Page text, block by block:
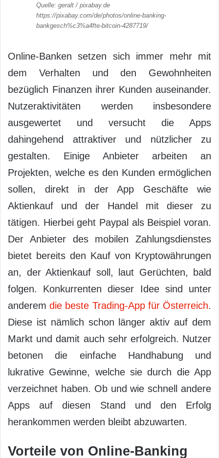
Quelle: geralt / pixabay.de
https://pixabay.com/de/photos/online-banking-
bankgesch%c3%a4fte-bitcoin-4287719/
Online-Banken setzen sich immer mehr mit
dem Verhalten und den Gewohnheiten
bezüglich Finanzen ihrer Kunden auseinander.
Nutzeraktivitäten werden insbesondere
ausgewertet und versucht die Apps
dahingehend attraktiver und nützlicher zu
gestalten. Einige Anbieter arbeiten an
Projekten, welche es den Kunden ermöglichen
sollen, direkt in der App Geschäfte wie
Aktienkauf und der Handel mit dieser zu
tätigen. Hierbei geht Paypal als Beispiel voran.
Der Anbieter des mobilen Zahlungsdienstes
bietet bereits den Kauf von Kryptowährungen
an, der Aktienkauf soll, laut Gerüchten, bald
folgen. Konkurrenten dieser Idee sind unter
anderemdie beste Trading-App für Österreich.
Diese ist nämlich schon länger aktiv auf dem
Markt und damit auch sehr erfolgreich. Nutzer
betonen die einfache Handhabung und
lukrative Gewinne, welche sie durch die App
verzeichnet haben. Ob und wie schnell andere
Apps auf diesen Stand und den Erfolg
herankommen werden bleibt abzuwarten.
Vorteile von Online-Banking